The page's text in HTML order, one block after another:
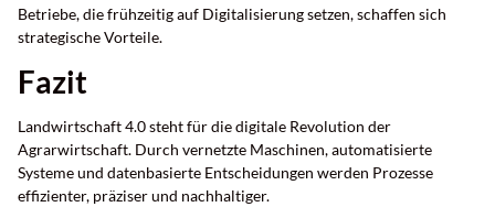
Betriebe, die frühzeitig auf Digitalisierung setzen, schaffen sich
strategische Vorteile.
Fazit
Landwirtschaft 4.0 steht für die digitale Revolution der
Agrarwirtschaft. Durch vernetzte Maschinen, automatisierte
Systeme und datenbasierte Entscheidungen werden Prozesse
effizienter, präziser und nachhaltiger.